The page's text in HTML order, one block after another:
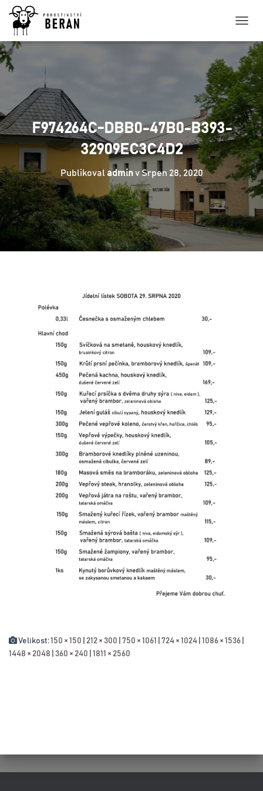
Ř
P
N
O
U
N
A
V
I
G
A
C
F974264C-DBB0-47B0-B393-
32909EC3C4D2
Publikoval adminvSrpen 28, 2020
Velikost:150 × 150 212 × 300 750 × 1061 724 × 1024 1086 × 1536
1448 × 2048
360 × 240 1811 × 2560